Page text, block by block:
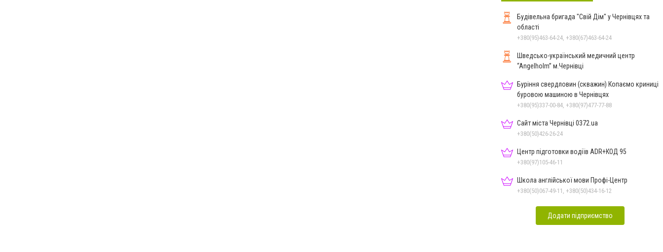
Будівельна бригада "Свій Дім" у Чернівцях та
області
+380(95)463-64-24, +380(67)463-64-24
Шведсько-український медичний центр
“Angelholm” м.Чернівці
Буріння свердловин (скважин) Копаємо криниці
буровою машиною в Чернівцях
+380(95)337-00-84, +380(97)477-77-88
Сайт міста Чернівці 0372.ua
+380(50)426-26-24
Центр підготовки водіїв ADR+КОД 95
+380(97)105-46-11
Школа англійської мови Профі-Центр
+380(50)067-49-11, +380(50)434-16-12
Додати підприємство